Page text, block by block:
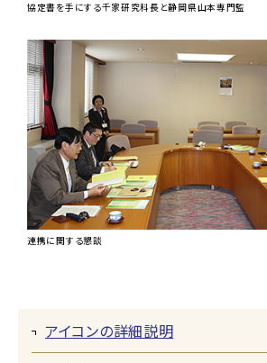
協定書を手にする千家研究科長と静岡県山本専門監
連携に関する懇談
アイコンの詳細説明